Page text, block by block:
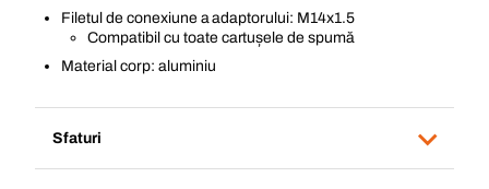
Filetul de conexiune a adaptorului: M14x1.5
Compatibil cu toate cartușele de spumă
Material corp: aluminiu
Sfaturi